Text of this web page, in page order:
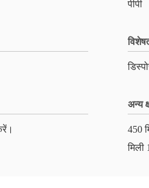
पीपी
अन्य
450
मिली